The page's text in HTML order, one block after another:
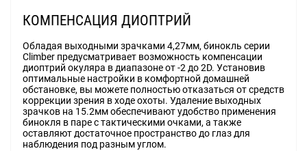
КОМПЕНСАЦИЯ ДИОПТРИЙ
Обладая выходными зрачками 4,27мм, бинокль серии
Climber предусматривает возможность компенсации
диоптрий окуляра в диапазоне от -2 до 2D. Установив
оптимальные настройки в комфортной домашней
обстановке, вы можете полностью отказаться от средств
коррекции зрения в ходе охоты. Удаление выходных
зрачков на 15.2мм обеспечивают удобство применения
бинокля в паре с тактическими очками, а также
оставляют достаточное пространство до глаз для
наблюдения под разным углом.